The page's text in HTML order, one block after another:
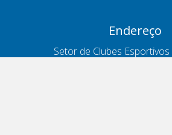
Endereço
Setor de Clubes Esportivos